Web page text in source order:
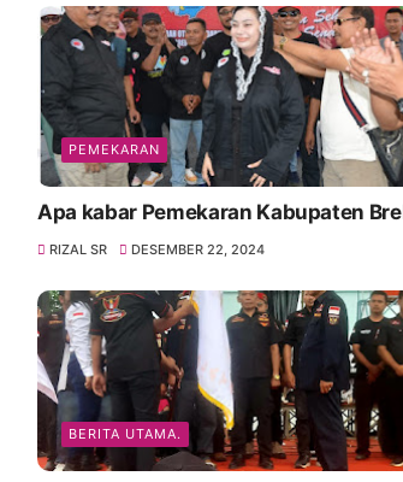
PEMEKARAN
Apa kabar Pemekaran Kabupaten
RIZAL SR DESEMBER 22, 2024
BERITA UTAMA.